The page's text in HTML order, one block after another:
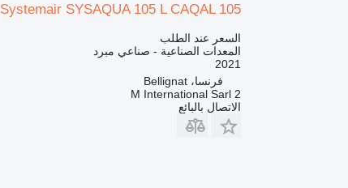
Systemair SYSAQUA 105 L CAQAL 105
السعر عند الطلب
المعدات الصناعية - صناعي مبرد
2021
فرنسا، Bellignat
2 M International Sarl
الاتصال بالبائع